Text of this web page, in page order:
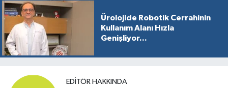
Ürolojide Robotik Cerrahinin
Kullanım Alanı Hızla
Genişliyor...
EDITÖR HAKKINDA